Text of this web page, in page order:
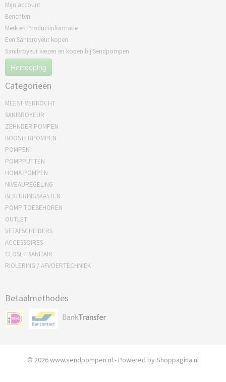
Mijn account
Berichten
Merk en Productinformatie
Een Sanibroyeur kopen
Sanibroyeur kiezen en kopen bij Sendpompen
Herroeping
Categorieën
MEEST VERKOCHT
SANIBROYEUR
ZEHNDER POMPEN
BOOSTERPOMPEN
POMPEN
POMPPUTTEN
HOMA POMPEN
NIVEAUREGELING
BESTURINGSKASTEN
POMP TOEBEHOREN
OUTLET
VETAFSCHEIDERS
ACCESSOIRES
CLOSET SANITAIR
RIOLERING / AFVOERTECHNIEK
Betaalmethodes
© 2026 www.sendpompen.nl - Powered by Shoppagina.nl